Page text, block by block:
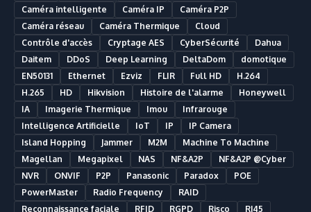
Caméra intelligente
Caméra IP
Caméra P2P
Caméra réseau
Caméra Thermique
Cloud
Contrôle d'accès
Cryptage AES CyberSécurité
Dahua
Daitem
DDoS Deep Learning DeltaDom
domotique
EN50131
Ethernet Ezviz FLIR Full HD
H.264
H.265
HD Hikvision Histoire de l'alarme
Honeywell
IA
Imagerie Thermique Imou
Infrarouge
Intelligence Artificielle
IoT IP
IP Camera
Island Hopping
Jammer M2M
Machine To Machine
Magellan
Megapixel NAS NF&A2P
NF&A2P @Cyber
NVR
ONVIF P2P Panasonic Paradox
POE
PowerMaster
Radio Frequency
RAID
Reconnaissance faciale
RFID RGPD Risco RJ45